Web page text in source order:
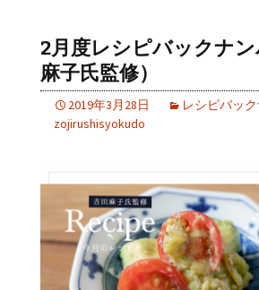
2月度レシピバックナン
麻子氏監修）
2019年3月28日
レシピバッ
zojirushisyokudo